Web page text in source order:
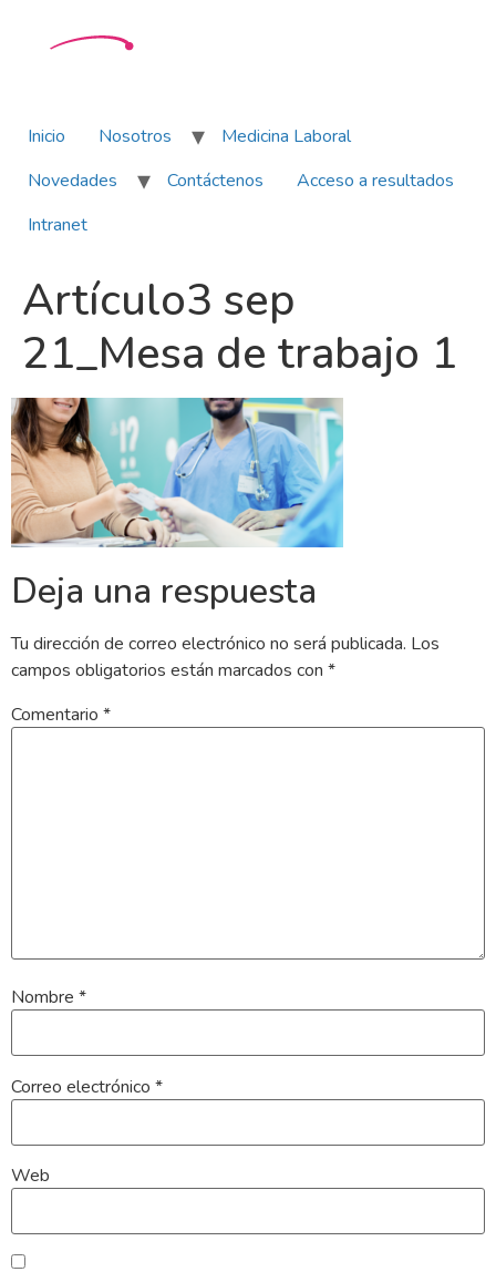
Inicio Nosotros
Medicina Laboral
Novedades
Contáctenos
Acceso a resultados
Intranet
Artículo3 sep
21_Mesa de trabajo 1
Deja una respuesta
Tu dirección de correo electrónico no será publicada. Los
campos obligatorios están marcados con *
Comentario *
Nombre *
Correo electrónico *
Web